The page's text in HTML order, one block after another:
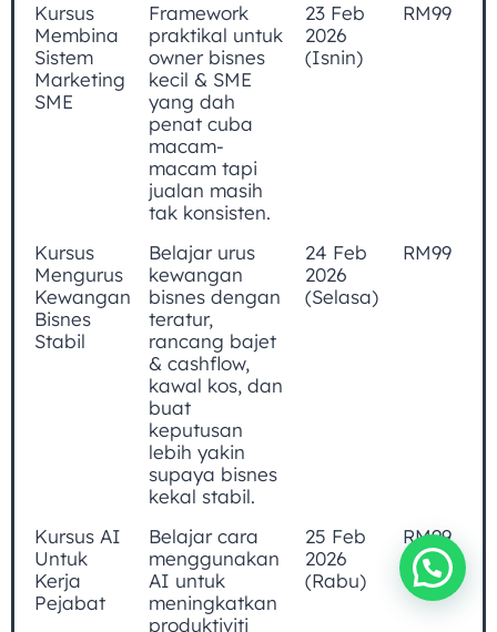
Kursus
Membina
Sistem
Marketing
SME
Framework
praktikal untuk
owner bisnes
kecil & SME
yang dah
penat cuba
macam-
macam tapi
jualan masih
tak konsisten.
23 Feb
2026
(Isnin)
RM99
Kursus
Mengurus
Kewangan
Bisnes
Stabil
Belajar urus
kewangan
bisnes dengan
teratur,
rancang bajet
& cashflow,
kawal kos, dan
buat
keputusan
lebih yakin
supaya bisnes
kekal stabil.
24 Feb
2026
(Selasa)
RM99
Kursus AI
Untuk
Kerja
Pejabat
Belajar cara
menggunakan
AI untuk
meningkatkan
produktiviti
25 Feb
2026
(Rabu)
RM99